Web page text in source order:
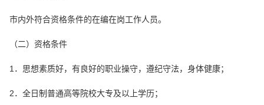
市内外符合资格条件的在编在岗工作人员。
（二）资格条件
1．思想素质好，有良好的职业操守，遵纪守法，身体健康；
2．全日制普通高等院校大专及以上学历；